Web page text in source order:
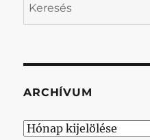
ARCHÍVUM
Archívum